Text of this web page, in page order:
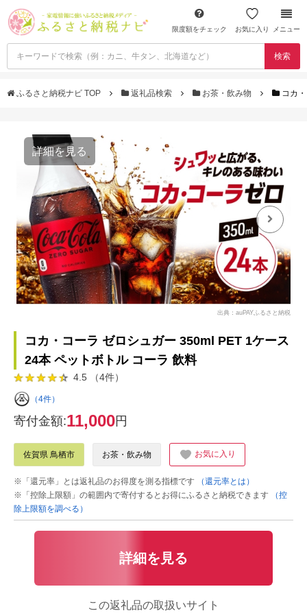
限度額をチェック お気に入り メニュー
検索
ふるさと納税ナビ TOP 返礼品検索 お茶・飲み物 コカ
詳細を見る
出典：auPAYふるさと納税
コカ・コーラ ゼロシュガー 350ml PET 1ケース
24本 ペットボトル コーラ 飲料
4.5 （4件）
（4件）
寄付金額:11,000円
佐賀県 鳥栖市 お茶・飲み物 お気に入り
※「還元率」とは返礼品のお得度を測る指標です
（還元率とは）
※「控除上限額」の範囲内で寄付するとお得にふるさと納税できます
（控
除上限額を調べる）
詳細を見る
この返礼品の取扱いサイト